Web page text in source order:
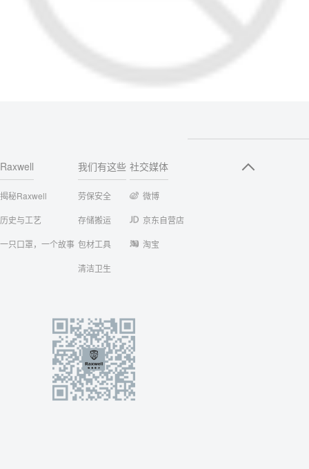
Raxwell
揭秘Raxwell
历史与工艺
一只口罩，一个故事
我们有这些
劳保安全
存储搬运
包材工具
清洁卫生
社交媒体
微博
京东自营店
淘宝